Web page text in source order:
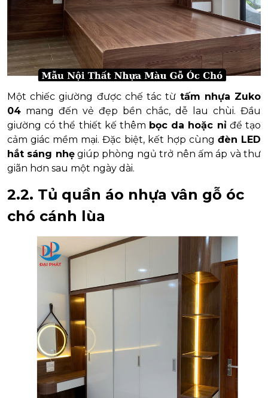
Một chiếc giường được chế tác từ tấm nhựa Zuko
04 mang đến vẻ đẹp bền chắc, dễ lau chùi. Đầu
giường có thể thiết kế thêm bọc da hoặc nỉđể tạo
cảm giác mềm mại. Đặc biệt, kết hợp cùng đèn LED
hắt sáng nhẹgiúp phòng ngủ trở nên ấm áp và thư
giãn hơn sau một ngày dài.
2.2. Tủ quần áo nhựa vân gỗ óc
chó cánh lùa